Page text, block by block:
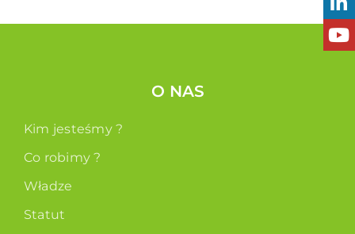
O NAS
Kim jesteśmy ?
Co robimy ?
Władze
Statut